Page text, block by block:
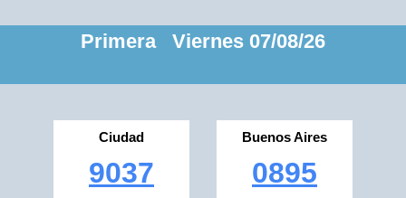
Primera Viernes 07/08/26
Ciudad
9037
Buenos Aires
0895